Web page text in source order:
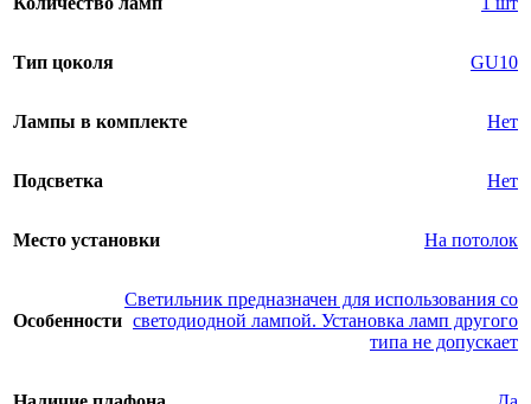
Тип цоколя GU10
Лампы в комплекте Нет
Подсветка Нет
Место установки На потолок
Особенности
Светильник предназначен для использования со
светодиодной лампой. Установка ламп другого
типа не допускает